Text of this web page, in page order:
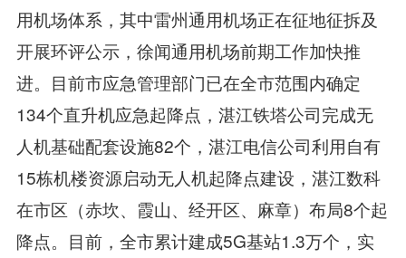
用机场体系，其中雷州通用机场正在征地征拆及
开展环评公示，徐闻通用机场前期工作加快推
进。目前市应急管理部门已在全市范围内确定
134个直升机应急起降点，湛江铁塔公司完成无
人机基础配套设施82个，湛江电信公司利用自有
15栋机楼资源启动无人机起降点建设，湛江数科
在市区（赤坎、霞山、经开区、麻章）布局8个起
降点。目前，全市累计建成5G基站1.3万个，实